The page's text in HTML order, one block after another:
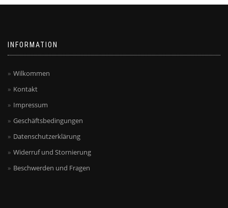
INFORMATION
Wilkommen
Kontakt
Impressum
Geschäftsbedingungen
Datenschutzerklärung
Widerruf und Stornierung
Beschwerden und Fragen